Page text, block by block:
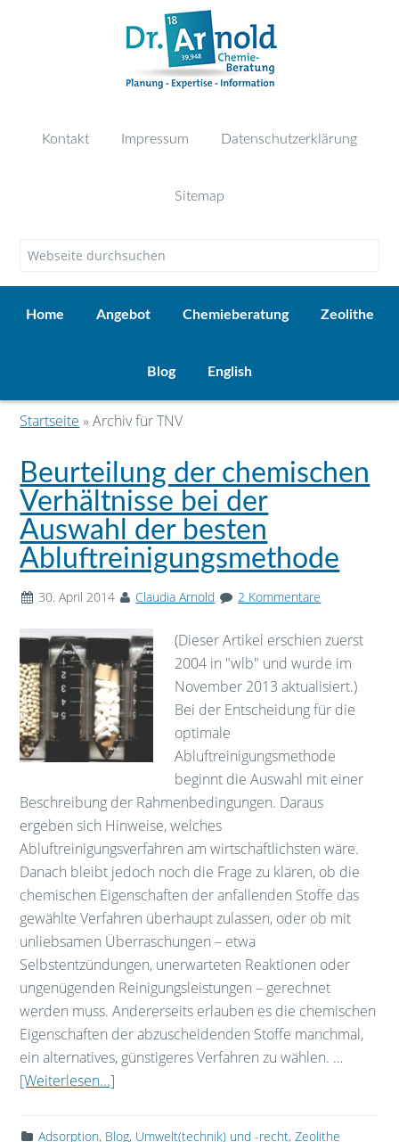
Kontakt Impressum Datenschutzerklärung
Sitemap
Home Angebot Chemieberatung Zeolithe
Blog English
Startseite » Archiv für TNV
Beurteilung der chemischen
Verhältnisse bei der
Auswahl der besten
Abluftreinigungsmethode
30. April 2014 Claudia Arnold 2 Kommentare
(Dieser Artikel erschien zuerst
2004 in "wlb" und wurde im
November 2013 aktualisiert.)
Bei der Entscheidung für die
optimale
Abluftreinigungsmethode
beginnt die Auswahl mit einer
Beschreibung der Rahmenbedingungen. Daraus
ergeben sich Hinweise, welches
Abluftreinigungsverfahren am wirtschaftlichsten wäre.
Danach bleibt jedoch noch die Frage zu klären, ob die
chemischen Eigenschaften der anfallenden Stoffe das
gewählte Verfahren überhaupt zulassen, oder ob mit
unliebsamen Überraschungen – etwa
Selbstentzündungen, unerwarteten Reaktionen oder
ungenügenden Reinigungsleistungen – gerechnet
werden muss. Andererseits erlauben es die chemischen
Eigenschaften der abzuscheidenden Stoffe manchmal,
ein alternatives, günstigeres Verfahren zu wählen. …
[Weiterlesen...]
Adsorption, Blog, Umwelt(technik) und -recht,Zeolithe